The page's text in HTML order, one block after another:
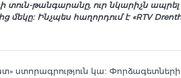
թանգարանը, ուր նկարիչն ապրել է
Ինչպես հաղորդում է «RTV
ստորագրություն կա։